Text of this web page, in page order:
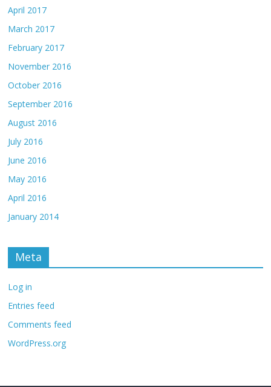
April 2017
March 2017
February 2017
November 2016
October 2016
September 2016
August 2016
July 2016
June 2016
May 2016
April 2016
January 2014
Meta
Log in
Entries feed
Comments feed
WordPress.org